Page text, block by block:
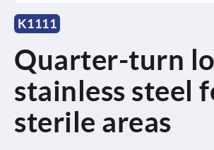
K1111
Quarter-turn
stainless steel
sterile areas